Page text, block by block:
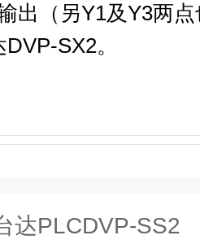
出（另Y1及Y3两
SX2。
达PLCDVP-SS2